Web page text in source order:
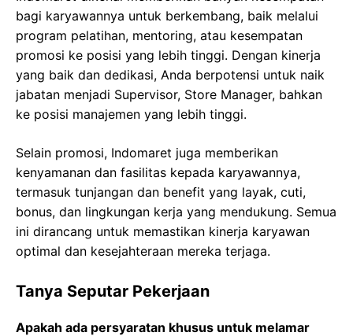
bagi karyawannya untuk berkembang, baik melalui
program pelatihan, mentoring, atau kesempatan
promosi ke posisi yang lebih tinggi. Dengan kinerja
yang baik dan dedikasi, Anda berpotensi untuk naik
jabatan menjadi Supervisor, Store Manager, bahkan
ke posisi manajemen yang lebih tinggi.
Selain promosi, Indomaret juga memberikan
kenyamanan dan fasilitas kepada karyawannya,
termasuk tunjangan dan benefit yang layak, cuti,
bonus, dan lingkungan kerja yang mendukung. Semua
ini dirancang untuk memastikan kinerja karyawan
optimal dan kesejahteraan mereka terjaga.
Tanya Seputar Pekerjaan
Apakah ada persyaratan khusus untuk melamar